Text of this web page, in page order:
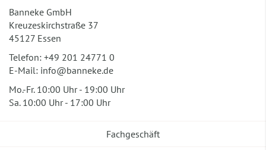
Banneke GmbH
Kreuzeskirchstraße 37
45127 Essen
Telefon: +49 201 24771 0
E-Mail: info@banneke.de
Mo.-Fr. 10:00 Uhr - 19:00 Uhr
Sa. 10:00 Uhr - 17:00 Uhr
Fachgeschäft